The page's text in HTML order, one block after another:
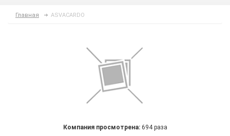
Главная ASVACARDO
Компания просмотрена: 694 раза